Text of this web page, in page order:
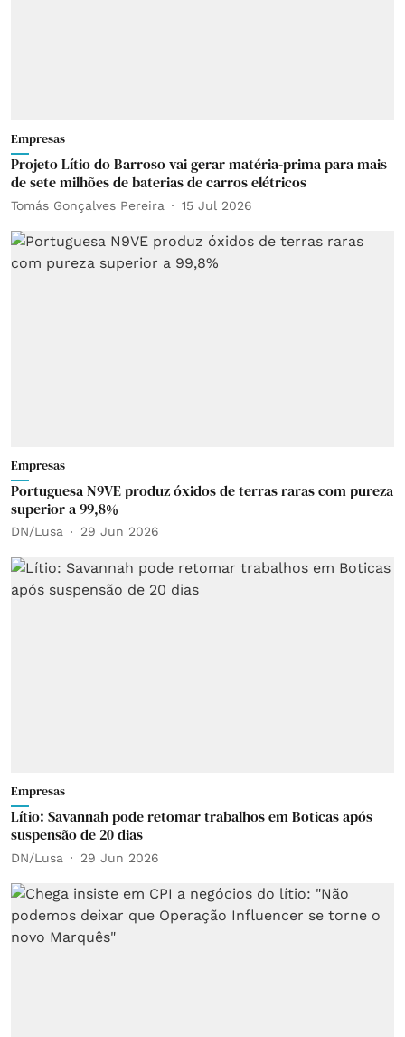
Empresas
Projeto Lítio do Barroso vai gerar matéria-prima para mais
de sete milhões de baterias de carros elétricos
Tomás Gonçalves Pereira 15 Jul 2026
Empresas
Portuguesa N9VE produz óxidos de terras raras com pureza
superior a 99,8%
DN/Lusa 29 Jun 2026
Empresas
Lítio: Savannah pode retomar trabalhos em Boticas após
suspensão de 20 dias
DN/Lusa 29 Jun 2026